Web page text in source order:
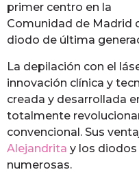
primer centro en la
Comunidad de Madrid
diodo de última
La depilación con el
innovación clínica y
creada y desarrollada
totalmente
convencional. Sus
Alejandrita y los
numerosas.